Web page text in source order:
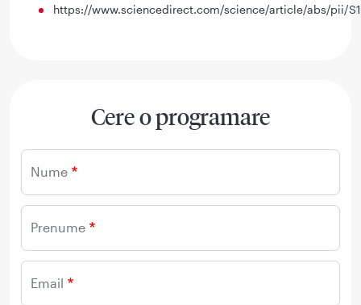
https://www.sciencedirect.com/science/article/abs/pii/
Cere o programare
Nume
Prenume
Email